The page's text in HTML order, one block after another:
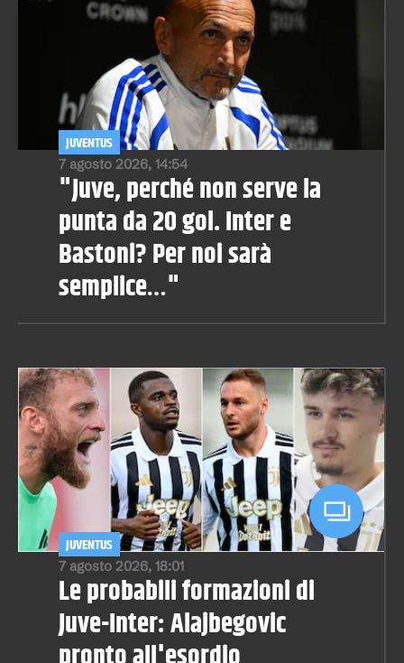
7 agosto 2026, 14:54
JUVENTUS
"Juve, perché non serve la
punta da 20 gol. Inter e
Bastoni? Per noi sarà
semplice…"
7 agosto 2026, 18:01
JUVENTUS
Le probabili formazioni di
Juve-Inter: Alajbegovic